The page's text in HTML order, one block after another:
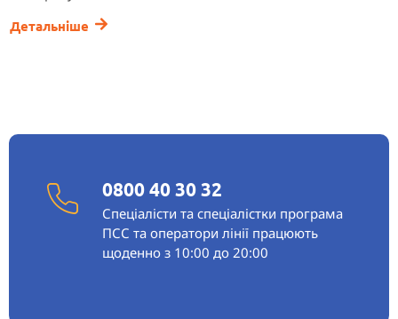
Детальніше
0800 40 30 32
Спеціалісти та спеціалістки програма
ПСС та оператори лінії працюють
щоденно з 10:00 до 20:00